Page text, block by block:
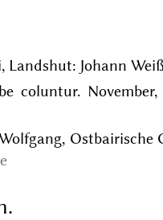
Johann
November,
Ostbairische